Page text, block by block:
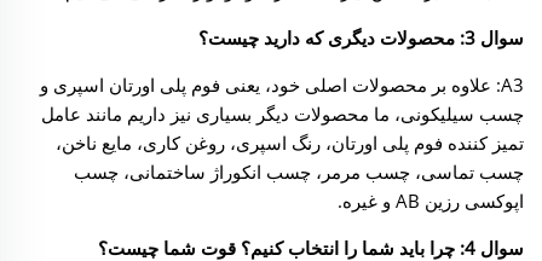
سوال 3: محصولات دیگری که دارید چیست؟
A3: علاوه بر محصولات اصلی خود، یعنی فوم پلی اورتان اسپری و
چسب سیلیکونی، ما محصولات دیگر بسیاری نیز داریم مانند عامل
تمیز کننده فوم پلی اورتان، رنگ اسپری، روغن کاری، مایع ناخن،
چسب تماسی، چسب مرمر، چسب انکوراژ ساختمانی، چسب
اپوکسی رزین AB و غیره.
سوال 4: چرا باید شما را انتخاب کنیم؟ قوت شما چیست؟